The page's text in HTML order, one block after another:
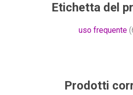
Etichetta del
uso frequente
Prodotti